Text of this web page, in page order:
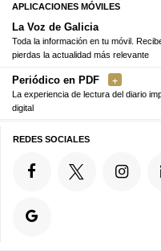
APLICACIONES MÓVILES
La Voz de Galicia
Toda la información en tu móvil.
pierdas la actualidad más relevante
Periódico en PDF
La experiencia de lectura del diario
digital
REDES SOCIALES